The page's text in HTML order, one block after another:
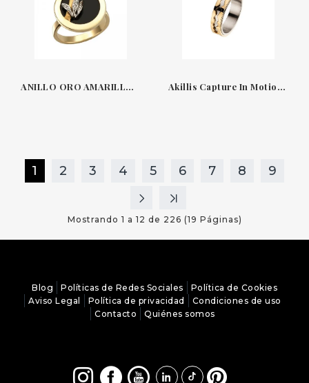
ANILLO ORO AMARILLO & DIAMANTES BAMBÚ CARRERA & CARRERA 523923YGDO Akillis Capture In Motion joyería contemporánea en movimiento
1 2 3 4 5 6 7 8 9
Mostrando 1 a 12 de 226 (19 Páginas)
Blog Políticas de Redes Sociales
Política de Cookies
Aviso Legal
Política de privacidad
Condiciones de uso
Contacto
Quiénes somos